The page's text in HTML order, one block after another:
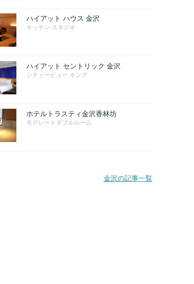
ハイアット ハウス 金沢
キッチン スタジオ
ハイアット セントリック 金沢
シティービュー キング
ホテルトラスティ金沢香林坊
モデレートダブルルーム
金沢の記事一覧